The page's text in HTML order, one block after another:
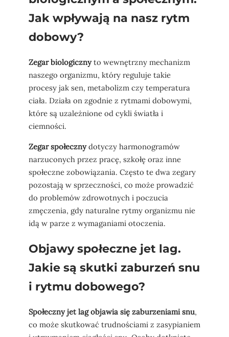
Jak wpływają na nasz rytm
dobowy?
Zegar biologicznyto wewnętrzny mechanizm
naszego organizmu, który reguluje takie
procesy jak sen, metabolizm czy temperatura
ciała. Działa on zgodnie z rytmami dobowymi,
które są uzależnione od cykli światła i
ciemności.
Zegar społecznydotyczy harmonogramów
narzuconych przez pracę, szkołę oraz inne
społeczne zobowiązania. Często te dwa zegary
pozostają w sprzeczności, co może prowadzić
do problemów zdrowotnych i poczucia
zmęczenia, gdy naturalne rytmy organizmu nie
idą w parze z wymaganiami otoczenia.
Objawy społeczne jet lag.
Jakie są skutki zaburzeń snu
i rytmu dobowego?
Społeczny jet lag objawia się zaburzeniami snu,
co może skutkować trudnościami z zasypianiem